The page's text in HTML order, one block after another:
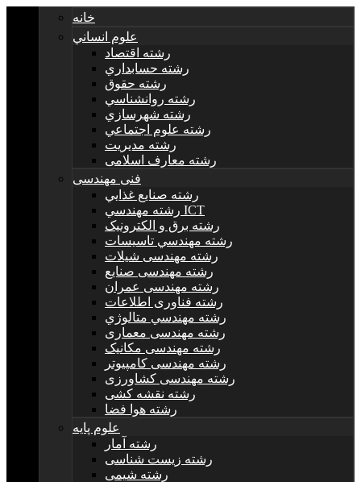
خانه
علوم انساني
رشته اقتصاد
رشته حسابداري
رشته حقوق
رشته روانشناسي
رشته شهرسازي
رشته علوم اجتماعي
رشته مديريت
رشته معارف اسلامی
فنی مهندسی
رشته صنايع غذايي
رشته مهندسي ICT
رشته برق و الکترونيک
رشته مهندسي تاسيسات
رشته مهندسی شیلات
رشته مهندسی صنایع
رشته مهندسی عمران
رشته فناوری اطلاعات
رشته مهندسي متالوژي
رشته مهندسی معماری
رشته مهندسی مکانیک
رشته مهندسی کامپیوتر
رشته مهندسی کشاورزی
رشته نقشه کشی
رشته هوا فضا
علوم پایه
رشته آمار
رشته زیست شناسی
رشته شیمی